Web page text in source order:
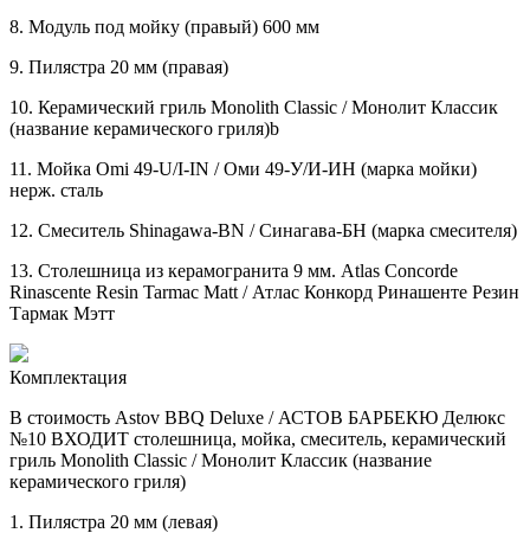
8. Модуль под мойку (правый) 600 мм
9. Пилястра 20 мм (правая)
10. Керамический гриль Monolith Classic / Монолит Классик
(название керамического гриля)b
11. Мойка Omi 49-U/I-IN / Оми 49-У/И-ИН (марка мойки)
нерж. сталь
12. Смеситель Shinagawa-BN / Синагава-БН (марка смесителя)
13. Столешница из керамогранита 9 мм. Atlas Concorde
Rinascente Resin Tarmac Matt / Атлас Конкорд Ринашенте Резин
Тармак Мэтт
Комплектация
В стоимость Astov BBQ Deluxe / АСТОВ БАРБЕКЮ Делюкс
№10 ВХОДИТ столешница, мойка, смеситель, керамический
гриль Monolith Classic / Монолит Классик (название
керамического гриля)
1. Пилястра 20 мм (левая)